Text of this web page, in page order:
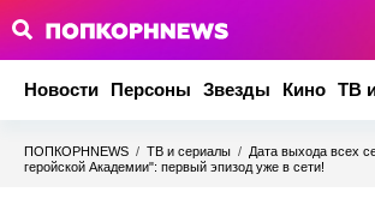
Новости Персоны Звезды Кино ТВ
ПОПКОРНNEWS / ТВ и сериалы / Дата выхода всех
геройской Академии": первый эпизод уже в сети!